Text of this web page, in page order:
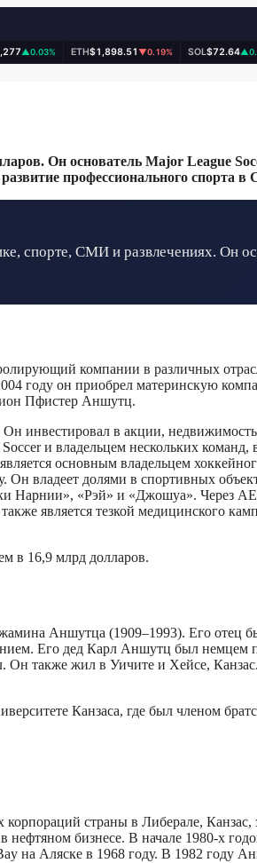
▲0.03% ETH$1,898.51▼0.19% SOL$72.64
Он основатель Major League
профессионального спорта
спорте, СМИ и развлечениях. Он
компании в различных
году он приобрел материнскую
Пфистер Аншутц.
инвестировал в акции,
и владельцем нескольких команд,
основным владельцем
владеет долями в спортивных
Нарнии», «Рэй» и «Джошуа». Через
является тезкой медицинского
в 16,9 млрд долларов.
Аншутца (1909–1993). Его отец
Его дед Карл Аншутц был немцем
Он также жил в Уичите и Хейсе,
Канзаса, где был членом
страны в Либерале, Канзас,
бизнесе. В начале 1980-х
на Аляске в 1968 году. В 1982 году